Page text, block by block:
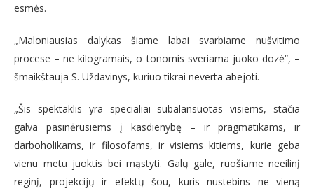
esmės.
„Maloniausias dalykas šiame labai svarbiame nušvitimo
procese – ne kilogramais, o tonomis sveriama juoko dozė“, –
šmaikštauja S. Uždavinys, kuriuo tikrai neverta abejoti.
„Šis spektaklis yra specialiai subalansuotas visiems, stačia
galva pasinėrusiems į kasdienybę – ir pragmatikams, ir
darboholikams, ir filosofams, ir visiems kitiems, kurie geba
vienu metu juoktis bei mąstyti. Galų gale, ruošiame neeilinį
reginį, projekcijų ir efektų šou, kuris nustebins ne vieną